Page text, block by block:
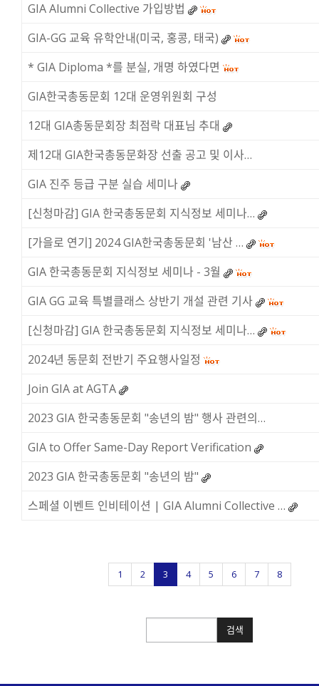
GIA Alumni Collective 가입방법
GIA-GG 교육 유학안내(미국, 홍콩, 태국)
* GIA Diploma *를 분실, 개명 하였다면
GIA한국총동문회 12대 운영위원회 구성
12대 GIA총동문회장 최점락 대표님 추대
제12대 GIA한국총동문화장 선출 공고 및 이사…
GIA 진주 등급 구분 실습 세미나
[신청마감] GIA 한국총동문회 지식정보 세미나…
[가을로 연기] 2024 GIA한국총동문회 '남산 …
GIA 한국총동문회 지식정보 세미나 - 3월
GIA GG 교육 특별클래스 상반기 개설 관련 기사
[신청마감] GIA 한국총동문회 지식정보 세미나…
2024년 동문회 전반기 주요행사일정
Join GIA at AGTA
2023 GIA 한국총동문회 "송년의 밤" 행사 관련의…
GIA to Offer Same-Day Report Verification
2023 GIA 한국총동문회 "송년의 밤"
스페셜 이벤트 인비테이션 | GIA Alumni Collective …
1 2 3 4 5 6 7 8
검색